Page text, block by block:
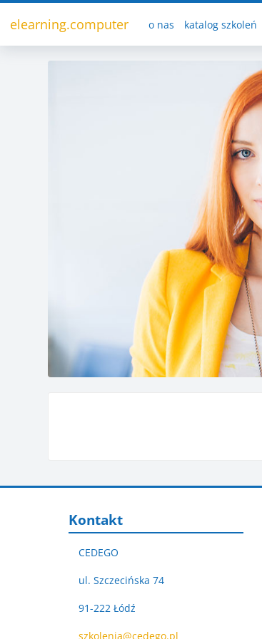
elearning.computer o nas katalog szkoleń
Kontakt
CEDEGO
ul. Szczecińska 74
91-222 Łódź
szkolenia@cedego.pl